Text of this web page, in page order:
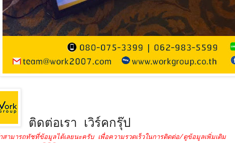
ติดต่อเรา เวิร์คกรุ๊ป
สามารถทัชที่ข้อมูลได้เลยนะครับ เพื่อความรวดเร็วในการติดต่อ/ดูข้อมูลเพิ่มเติม